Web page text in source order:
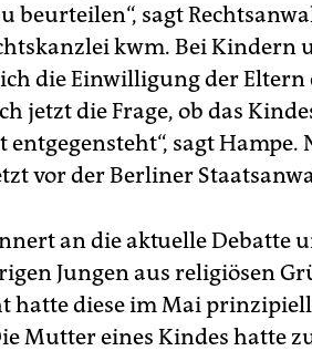
beurteilen“, sagt
kwm. Bei Kindern
die Einwilligung der Eltern
jetzt die Frage, ob das
sagt Hampe.
vor der Berliner
an die aktuelle Debatte
Jungen aus religiösen
hatte diese im Mai
Mutter eines Kindes hatte